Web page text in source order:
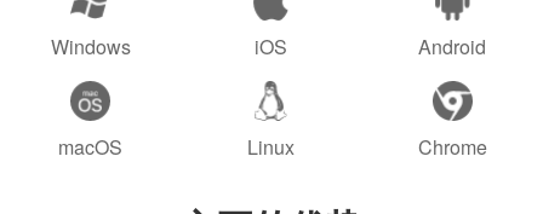
Windows iOS Android
macOS Linux Chrome